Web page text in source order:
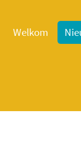
Welkom